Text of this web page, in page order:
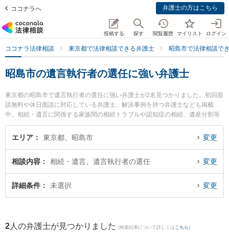
ココナラへ 弁護士の方はこちら
投稿する 探す 閲覧履歴 マイリスト ログイン
ココナラ法律相談 東京都で法律相談できる弁護士 昭島市で法律相談で
昭島市の遺言執行者の選任に強い弁護士
東京都の昭島市で遺言執行者の選任に強い弁護士が2名見つかりました。初回面
談無料や休日面談に対応している弁護士、解決事例を持つ弁護士なども掲載
中。相続・遺言に関係する家族間の相続トラブルや認知症の相続、遺産分割等
の細かな分野での絞り込み検索もでき便利です。特に金法律事務所の金 浩俊弁
護士や多摩Kollect法律事務所の永戸 考弁護士のプロフィール情報や弁護士費
ラブル解決の実績豊富な近くの弁護士を検索したい』『初回相談無料で遺言執
行者の選任を法律相談できる昭島市内の弁護士に相談予約したい』などでお困
りの相談者さんにおすすめです。
エリア 東京都、昭島市 変更
相談内容 相続・遺言、遺言執行者の選任 変更
詳細条件 未選択 変更
2 人の弁護士が見つかりました (検索結果について詳しくは こちら)